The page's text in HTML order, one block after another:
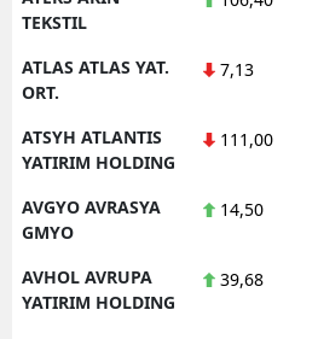
TEKSTIL
ATLAS ATLAS YAT.
ORT.
7,13
ATSYH ATLANTIS
YATIRIM HOLDING
111,00
AVGYO AVRASYA
GMYO
14,50
AVHOL AVRUPA
YATIRIM HOLDING
39,68